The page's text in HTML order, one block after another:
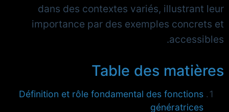
dans des contextes variés, illustrant leur
importance par des exemples concrets et
accessibles.
Table des matières
Définition et rôle fondamental des fonctions
génératrices